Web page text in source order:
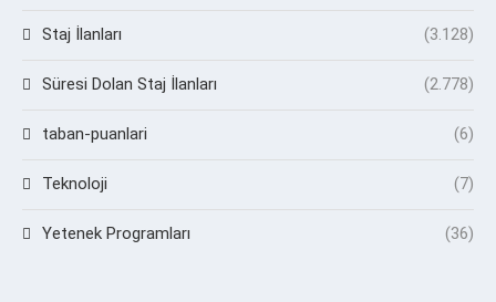
Staj İlanları (3.128)
Süresi Dolan Staj İlanları (2.778)
taban-puanlari (6)
Teknoloji (7)
Yetenek Programları (36)